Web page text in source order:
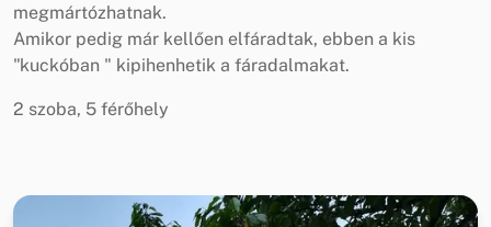
megmártózhatnak.
Amikor pedig már kellően elfáradtak, ebben a kis
"kuckóban " kipihenhetik a fáradalmakat.
2 szoba, 5 férőhely